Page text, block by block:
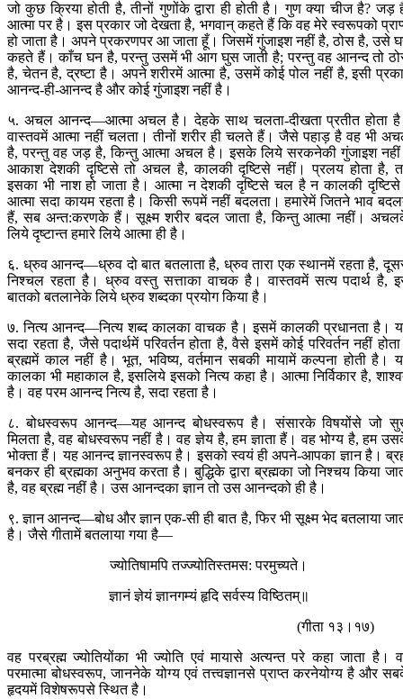
जो कुछ क्रिया होती है, तीनों गुणोंके द्वारा ही होती है। गुण क्या चीज है? जड़
आत्मा पर है। इस प्रकार जो देखता है, भगवान् कहते हैं कि वह मेरे स्वरूपको
हो जाता है। अपने प्रकरणपर आ जाता हूँ। जिसमें गुंजाइश नहीं है, ठोस है, उसे
कहते हैं। काँच घन है, परन्तु उसमें भी आग घुस जाती है; परन्तु वह आनन्द तो
है, चेतन है, द्रष्टा है। अपने शरीरमें आत्मा है, उसमें कोई पोल नहीं है, इसी
आनन्द-ही-आनन्द है और कोई गुंजाइश नहीं है।
५. अचल आनन्द—आत्मा अचल है। देहके साथ चलता-दीखता प्रतीत होता
वास्तवमें आत्मा नहीं चलता। तीनों शरीर ही चलते हैं। जैसे पहाड़ है वह भी
है, परन्तु वह जड़ है, किन्तु आत्मा अचल है। इसके लिये सरकनेकी गुंजाइश
आकाश देशकी दृष्टिसे तो अचल है, कालकी दृष्टिसे नहीं। प्रलय होता है,
इसका भी नाश हो जाता है। आत्मा न देशकी दृष्टिसे चल है न कालकी
आत्मा सदा कायम रहता है। किसी रूपमें नहीं बदलता। हमारेमें जितने भाव
हैं, सब अन्त:करणके हैं। सूक्ष्म शरीर बदल जाता है, किन्तु आत्मा नहीं।
लिये दृष्टान्त हमारे लिये आत्मा ही है।
६. ध्रुव आनन्द—ध्रुव दो बात बतलाता है, ध्रुव तारा एक स्थानमें रहता है,
निश्चल रहता है। ध्रुव वस्तु सत्ताका वाचक है। वास्तवमें सत्य पदार्थ है,
बातको बतलानेके लिये ध्रुव शब्दका प्रयोग किया है।
७. नित्य आनन्द—नित्य शब्द कालका वाचक है। इसमें कालकी प्रधानता है।
सदा रहता है, जैसे पदार्थमें परिवर्तन होता है, वैसे इसमें कोई परिवर्तन नहीं
ब्रह्ममें काल नहीं है। भूत, भविष्य, वर्तमान सबकी मायामें कल्पना होती है।
कालका भी महाकाल है, इसलिये इसको नित्य कहा है। आत्मा निर्विकार है,
है। वह परम आनन्द नित्य है, सदा रहता है।
८. बोधस्वरूप आनन्द—यह आनन्द बोधस्वरूप है। संसारके विषयोंसे जो
मिलता है, वह बोधस्वरूप नहीं है। वह ज्ञेय है, हम ज्ञाता हैं। वह भोग्य है, हम
भोक्ता हैं। यह आनन्द ज्ञानस्वरूप है। इसको स्वयं ही अपने-आपका ज्ञान है।
बनकर ही ब्रह्मका अनुभव करता है। बुद्धिके द्वारा ब्रह्मका जो निश्चय किया
है, वह ब्रह्म नहीं है। उस आनन्दका ज्ञान तो उस आनन्दको ही है।
९. ज्ञान आनन्द—बोध और ज्ञान एक-सी ही बात है, फिर भी सूक्ष्म भेद बतलाया
है। जैसे गीतामें बतलाया गया है—
ज्योतिषामपि तज्ज्योतिस्तमस: परमुच्यते।
ज्ञानं ज्ञेयं ज्ञानगम्यं हृदि सर्वस्य विष्ठितम्॥
(गीता १३।१७)
वह परब्रह्म ज्योतियोंका भी ज्योति एवं मायासे अत्यन्त परे कहा जाता है।
परमात्मा बोधस्वरूप, जाननेके योग्य एवं तत्त्वज्ञानसे प्राप्त करनेयोग्य है और
हृदयमें विशेषरूपसे स्थित है।